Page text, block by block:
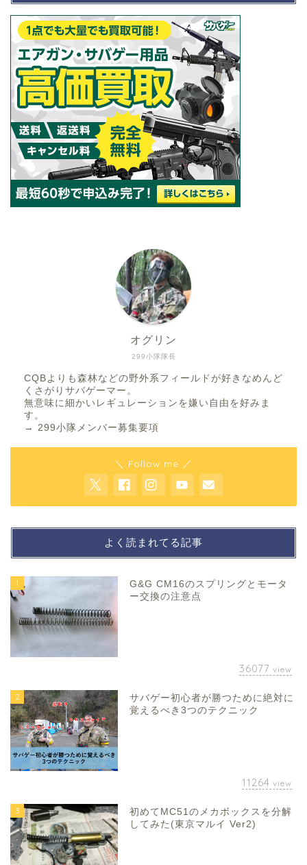
299小隊隊長
オグリン
CQBよりも森林などの野外系フィールドが好きなめんど
くさがりサバゲーマー。
無意味に細かいレギュレーションを嫌い自由を好みま
す。
→ 299小隊メンバー募集要項
＼ Follow me ／
よく読まれてる記事
1
G&G CM16のスプリングとモータ
ー交換の注意点
36077 view
2
サバゲー初心者が勝つために絶対に
覚えるべき3つのテクニック
11264 view
3
初めてMC51のメカボックスを分解
してみた(東京マルイ Ver2)